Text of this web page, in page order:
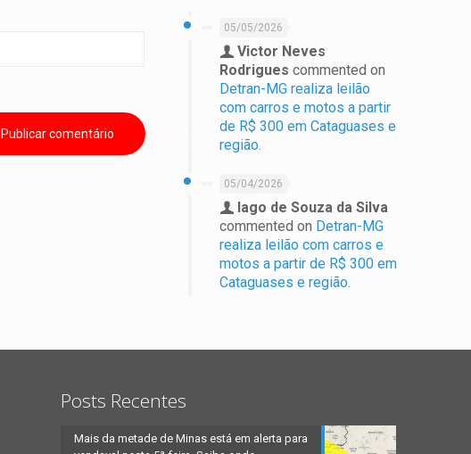
05/05/2026
Victor Neves
Rodrigues commented on
Detran-MG realiza leilão
com carros e motos a partir
de R$ 300 em Cataguases e
região.
05/04/2026
Iago de Souza da Silva
commented on Detran-MG
realiza leilão com carros e
motos a partir de R$ 300 em
Cataguases e região.
Posts Recentes
Mais da metade de Minas está em alerta para